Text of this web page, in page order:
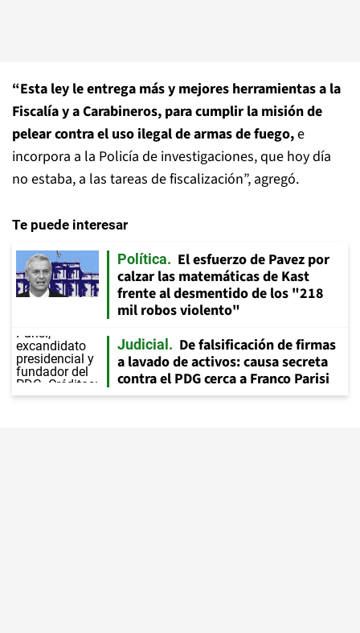
“Esta ley le entrega más y mejores herramientas a la
Fiscalía y a Carabineros, para cumplir la misión de
pelear contra el uso ilegal de armas de fuego,e
incorpora a la Policía de investigaciones, que hoy día
no estaba, a las tareas de fiscalización”, agregó.
Te puede interesar
Política
El esfuerzo de Pavez por
calzar las matemáticas de Kast
frente al desmentido de los "218
mil robos violento"
Judicial
De falsificación de firmas
a lavado de activos: causa secreta
contra el PDG cerca a Franco Parisi